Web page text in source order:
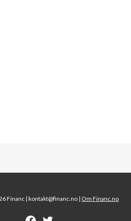
Financ | kontakt@financ.no | Om Financ.no